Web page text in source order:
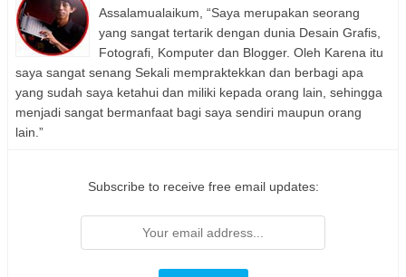
Assalamualaikum, “Saya merupakan seorang
yang sangat tertarik dengan dunia Desain Grafis,
Fotografi, Komputer dan Blogger. Oleh Karena itu
saya sangat senang Sekali mempraktekkan dan berbagi apa
yang sudah saya ketahui dan miliki kepada orang lain, sehingga
menjadi sangat bermanfaat bagi saya sendiri maupun orang
lain.”
Subscribe to receive free email updates: